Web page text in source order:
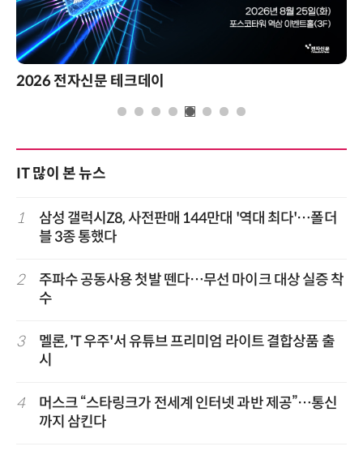
2026 전자신문 테크데이
IT 많이 본 뉴스
1
삼성 갤럭시Z8, 사전판매 144만대 '역대 최다'…폴더
블 3종 통했다
2
주파수 공동사용 첫발 뗀다…무선 마이크 대상 실증 착
수
3
멜론, 'T 우주'서 유튜브 프리미엄 라이트 결합상품 출
시
4
머스크 “스타링크가 전세계 인터넷 과반 제공”…통신
까지 삼킨다